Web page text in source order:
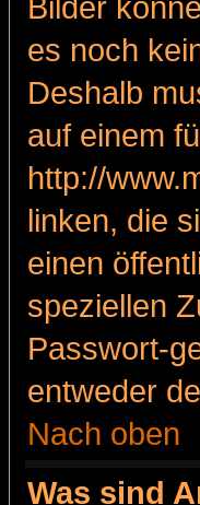
Bilder
es noch
Deshalb
auf einem
http://
linken, die
einen
speziellen
Passwort-
entweder
Nach oben
Was sind